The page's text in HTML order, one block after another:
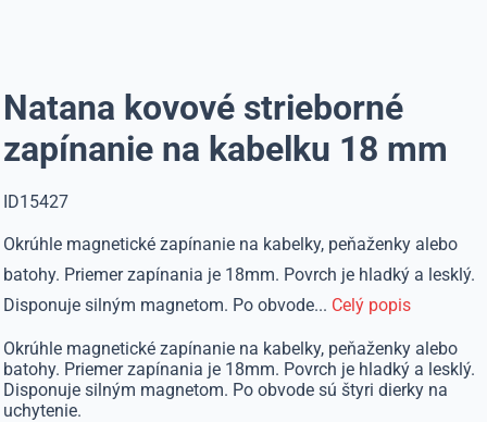
Natana kovové strieborné
zapínanie na kabelku 18 mm
ID15427
Okrúhle magnetické zapínanie na kabelky, peňaženky alebo
batohy. Priemer zapínania je 18mm. Povrch je hladký a lesklý.
Disponuje silným magnetom. Po obvode... Celý popis
Okrúhle magnetické zapínanie na kabelky, peňaženky alebo
batohy. Priemer zapínania je 18mm. Povrch je hladký a lesklý.
Disponuje silným magnetom. Po obvode sú štyri dierky na
uchytenie.